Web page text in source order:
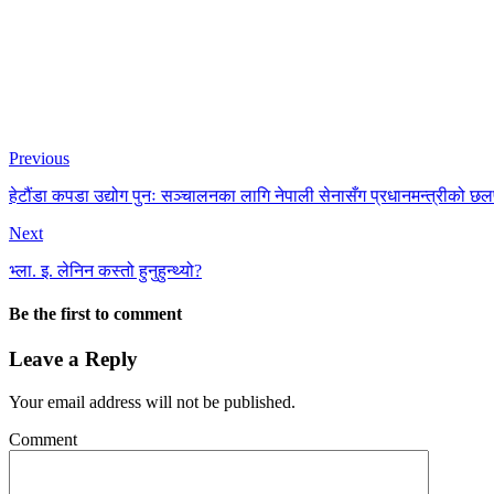
Previous
हेटौंडा कपडा उद्योग पुनः सञ्चालनका लागि नेपाली सेनासँग प्रधानमन्त्रीको
Next
भ्ला. इ. लेनिन कस्तो हुनुहुन्थ्यो?
Be the first to comment
Leave a Reply
Your email address will not be published.
Comment